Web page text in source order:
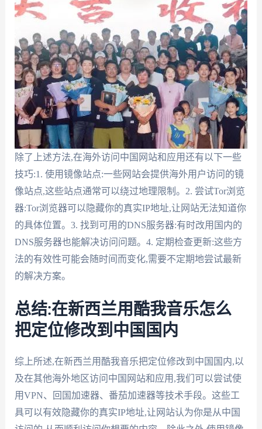
除了上述方法,在海外访问中国网站和应用还有以下一些
技巧:1. 使用镜像站点:一些网站会提供海外用户访问的镜
像站点,这些站点通常可以绕过地理限制。2. 尝试Tor浏览
器:Tor浏览器可以隐藏你的真实IP地址,让网站无法知道你
的具体位置。3. 找到可用的DNS服务器:有时改用国内的
DNS服务器也能解决访问问题。4. 定期检查更新:这些方
法的有效性可能会随时间而变化,需要不定期地尝试最新
的解决方案。
总结:在新西兰用酷我音乐怎么
把定位修改到中国国内
综上所述,在新西兰用酷我音乐把定位修改到中国国内,以
及在其他海外地区访问中国网站和应用,我们可以尝试使
用VPN、回国加速器、番茄加速器等技术手段。这些工
具可以有效隐藏你的真实IP地址,让网站认为你是从中国